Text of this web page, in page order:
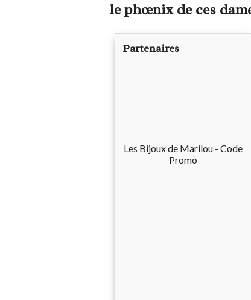
le phœnix de ces
Partenaires
Les Bijoux de Marilou - Code
Promo